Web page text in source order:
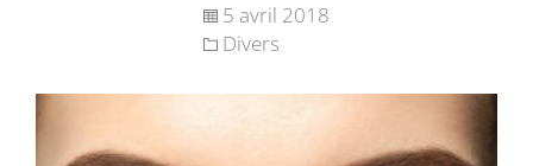
5 avril 2018
Divers